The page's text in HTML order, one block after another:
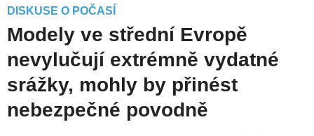
DISKUSE O POČASÍ
Modely ve střední Evropě
nevylučují extrémně vydatné
srážky, mohly by přinést
nebezpečné povodně